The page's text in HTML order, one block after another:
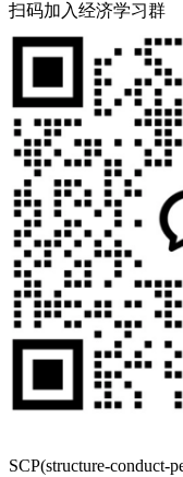
扫码加入经济学习群
SCP(structure-conduct-